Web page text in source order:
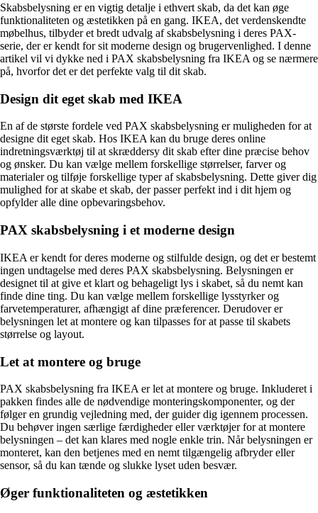
Skabsbelysning er en vigtig detalje i ethvert skab, da det kan øge
funktionaliteten og æstetikken på en gang. IKEA, det verdenskendte
møbelhus, tilbyder et bredt udvalg af skabsbelysning i deres PAX-
serie, der er kendt for sit moderne design og brugervenlighed. I denne
artikel vil vi dykke ned i PAX skabsbelysning fra IKEA og se nærmere
på, hvorfor det er det perfekte valg til dit skab.
Design dit eget skab med IKEA
En af de største fordele ved PAX skabsbelysning er muligheden for at
designe dit eget skab. Hos IKEA kan du bruge deres online
indretningsværktøj til at skræddersy dit skab efter dine præcise behov
og ønsker. Du kan vælge mellem forskellige størrelser, farver og
materialer og tilføje forskellige typer af skabsbelysning. Dette giver dig
mulighed for at skabe et skab, der passer perfekt ind i dit hjem og
opfylder alle dine opbevaringsbehov.
PAX skabsbelysning i et moderne design
IKEA er kendt for deres moderne og stilfulde design, og det er bestemt
ingen undtagelse med deres PAX skabsbelysning. Belysningen er
designet til at give et klart og behageligt lys i skabet, så du nemt kan
finde dine ting. Du kan vælge mellem forskellige lysstyrker og
farvetemperaturer, afhængigt af dine præferencer. Derudover er
belysningen let at montere og kan tilpasses for at passe til skabets
størrelse og layout.
Let at montere og bruge
PAX skabsbelysning fra IKEA er let at montere og bruge. Inkluderet i
pakken findes alle de nødvendige monteringskomponenter, og der
følger en grundig vejledning med, der guider dig igennem processen.
Du behøver ingen særlige færdigheder eller værktøjer for at montere
belysningen – det kan klares med nogle enkle trin. Når belysningen er
monteret, kan den betjenes med en nemt tilgængelig afbryder eller
sensor, så du kan tænde og slukke lyset uden besvær.
Øger funktionaliteten og æstetikken